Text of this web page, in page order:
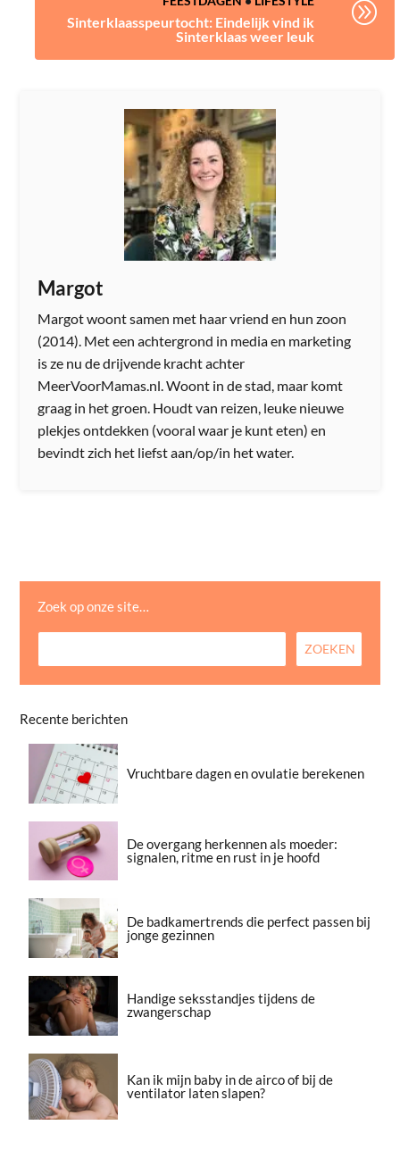
Sinterklaasspeurtocht: Eindelijk vind ik
Sinterklaas weer leuk
A
Margot
Margot woont samen met haar vriend en hun zoon
(2014). Met een achtergrond in media en marketing
is ze nu de drijvende kracht achter
MeerVoorMamas.nl. Woont in de stad, maar komt
graag in het groen. Houdt van reizen, leuke nieuwe
plekjes ontdekken (vooral waar je kunt eten) en
bevindt zich het liefst aan/op/in het water.
Zoek op onze site…
Recente berichten
Vruchtbare dagen en ovulatie berekenen
De overgang herkennen als moeder:
signalen, ritme en rust in je hoofd
De badkamertrends die perfect passen bij
jonge gezinnen
Handige seksstandjes tijdens de
zwangerschap
Kan ik mijn baby in de airco of bij de
ventilator laten slapen?